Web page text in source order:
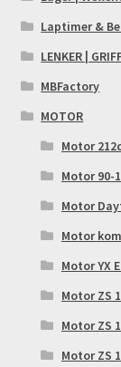
Zahlung &
Zahlungsarten
Laptimer &
LENKER |
MBFactory
MOTOR
Motor
Motor 90-
Motor
Motor
Motor YX
Motor ZS
Motor ZS
Motor ZS